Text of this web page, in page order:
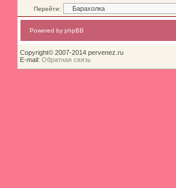
Перейти:
Powered by phpBB
Copyright© 2007-2014 pervenez.ru
E-mail: Обратная связь